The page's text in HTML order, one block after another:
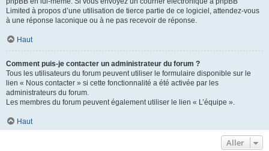
Limited à propos d’une utilisation de tierce partie de ce logiciel, attendez-vous
à une réponse laconique ou à ne pas recevoir de réponse.
Haut
Comment puis-je contacter un administrateur du forum ?
Tous les utilisateurs du forum peuvent utiliser le formulaire disponible sur le
lien « Nous contacter » si cette fonctionnalité a été activée par les
administrateurs du forum.
Les membres du forum peuvent également utiliser le lien « L’équipe ».
Haut
Aller